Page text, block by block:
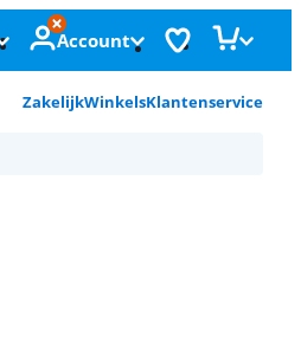
Account
ZakelijkWinkelsKlantenservice